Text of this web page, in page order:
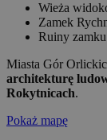
Wieża
Zamek
Ruiny
Miasta Gór
architekturę
Rokytnicach.
Pokaż mapę